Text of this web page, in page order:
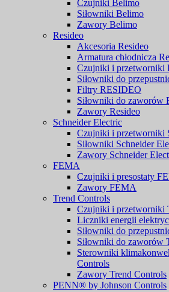
Czujniki Belimo
Siłowniki Belimo
Zawory Belimo
Resideo
Akcesoria Resideo
Armatura chłodnicza
Czujniki i przetworniki
Siłowniki do
Filtry RESIDEO
Siłowniki do zaworów
Zawory Resideo
Schneider Electric
Czujniki i przetworniki
Siłowniki Schneider
Zawory Schneider
FEMA
Czujniki i presostaty
Zawory FEMA
Trend Controls
Czujniki i przetworniki
Liczniki energii
Siłowniki do
Siłowniki do zaworów
Sterowniki
Controls
Zawory Trend Controls
PENN® by Johnson Controls